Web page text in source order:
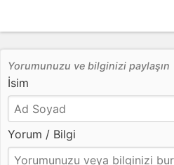
Yorumunuzu ve bilginizi paylaşın
İsim
Yorum / Bilgi